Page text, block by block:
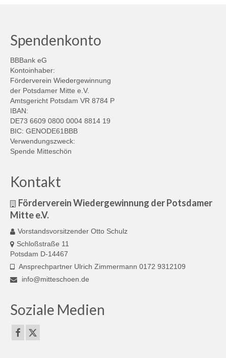
Spendenkonto
BBBank eG
Kontoinhaber:
Förderverein Wiedergewinnung
der Potsdamer Mitte e.V.
Amtsgericht Potsdam VR 8784 P
IBAN:
DE73 6609 0800 0004 8814 19
BIC: GENODE61BBB
Verwendungszweck:
Spende Mitteschön
Kontakt
Förderverein Wiedergewinnung der Potsdamer
Mitte e.V.
Vorstandsvorsitzender Otto Schulz
Schloßstraße 11
Potsdam D-14467
Ansprechpartner Ulrich Zimmermann 0172 9312109
info@mitteschoen.de
Soziale Medien